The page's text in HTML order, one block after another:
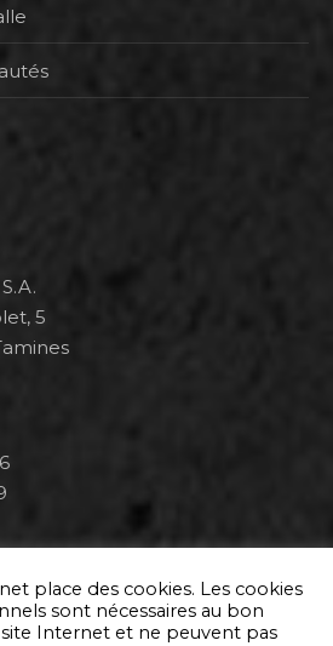
5
14h30
et 12h30-17h00
place des cookies. Les cookies
sont nécessaires au bon
Internet et ne peuvent pas